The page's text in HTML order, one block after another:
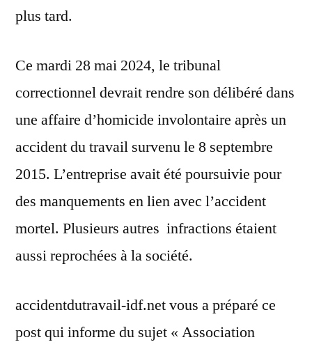
plus tard.
Ce mardi 28 mai 2024, le tribunal
correctionnel devrait rendre son délibéré dans
une affaire d’homicide involontaire après un
accident du travail survenu le 8 septembre
2015. L’entreprise avait été poursuivie pour
des manquements en lien avec l’accident
mortel. Plusieurs autres infractions étaient
aussi reprochées à la société.
accidentdutravail-idf.net vous a préparé ce
post qui informe du sujet « Association